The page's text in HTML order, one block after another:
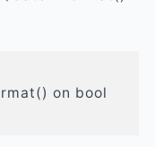
on bool